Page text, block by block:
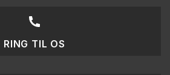
RING TIL OS